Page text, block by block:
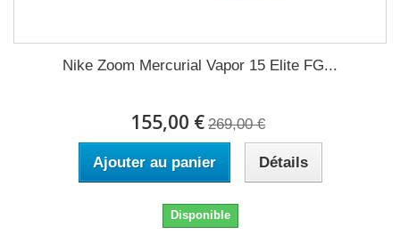
Nike Zoom Mercurial Vapor 15 Elite FG...
155,00 € 269,00 €
Ajouter au panier Détails
Disponible